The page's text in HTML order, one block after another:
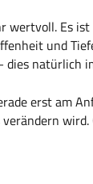
wertvoll. Es
und
natürlich
erst am